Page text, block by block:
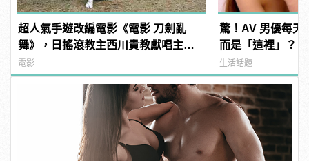
超人氣手遊改編電影《電影 刀劍亂
舞》，日搖滾教主西川貴教獻唱主題
曲「UNBROKEN」
電影
驚！AV 男優每天
而是「這裡」？ |
型男
生活話題